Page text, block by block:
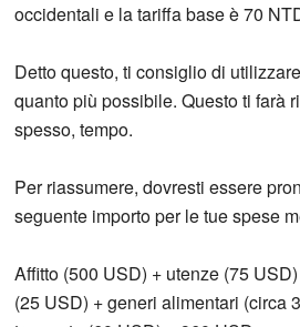
occidentali e la tariffa base è 70
Detto questo, ti consiglio di
quanto più possibile. Questo ti farà
spesso, tempo.
Per riassumere, dovresti essere
seguente importo per le tue spese
Affitto (500 USD) + utenze (75
(25 USD) + generi alimentari (circa